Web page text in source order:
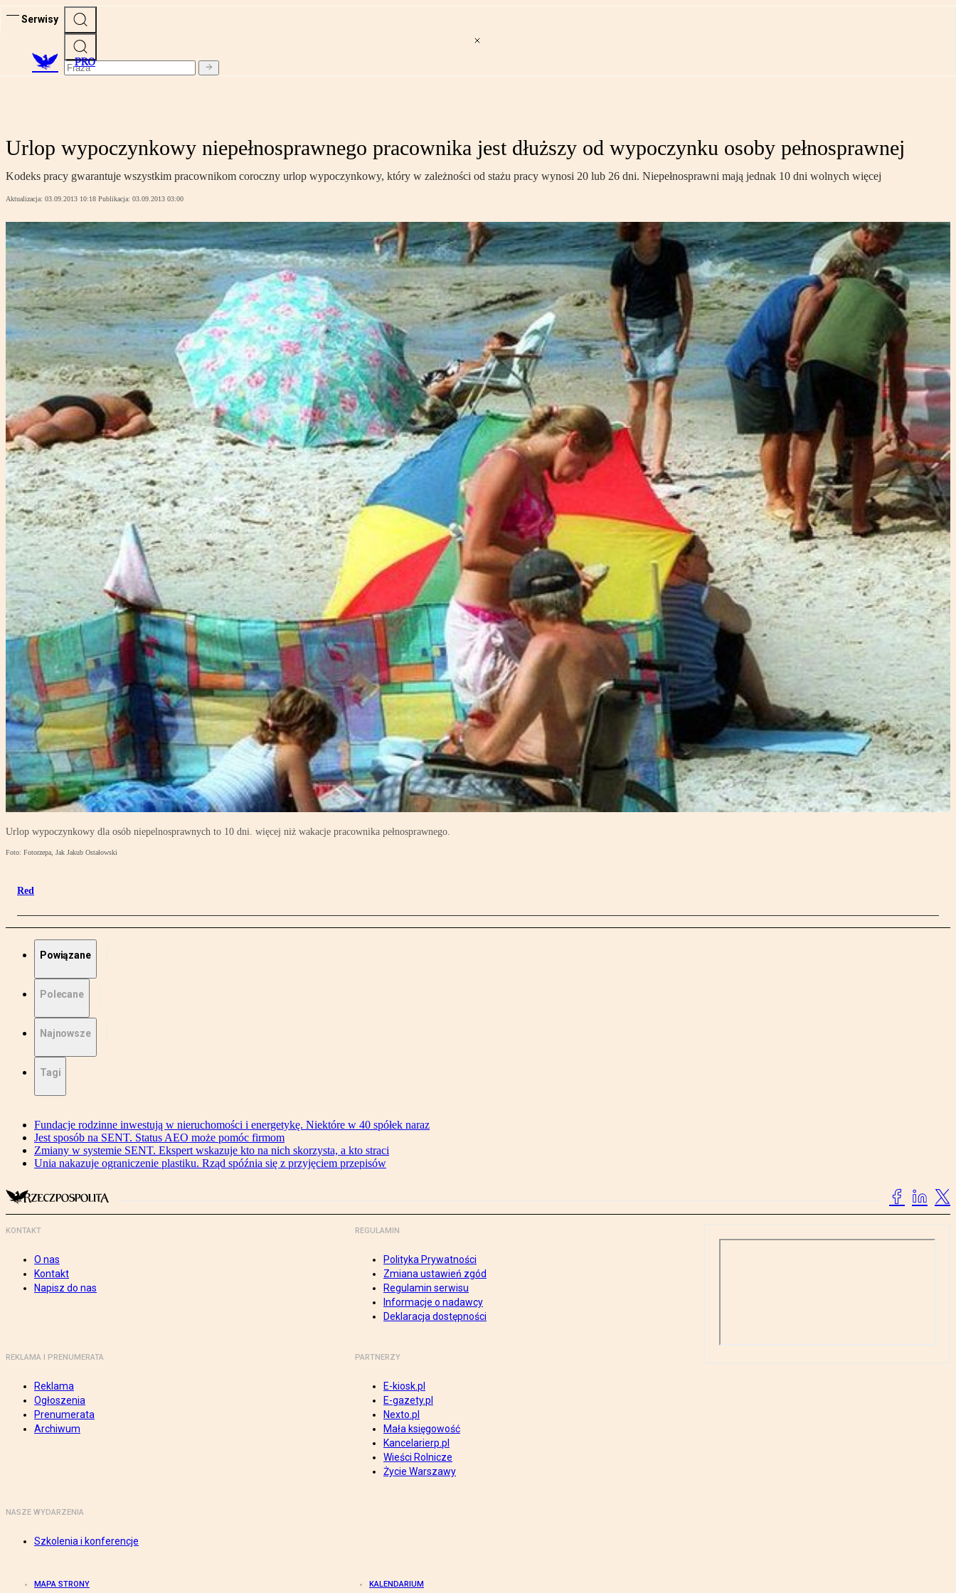
Serwisy
PRO
Urlop wypoczynkowy niepełnosprawnego pracownika jest dłuższy od wypoczynku osoby pełnosprawnej
Kodeks pracy gwarantuje wszystkim pracownikom coroczny urlop wypoczynkowy, który w zależności od stażu pracy wynosi 20 lub 26 dni. Niepełnosprawni mają jednak 10 dni wolnych więcej
Aktualizacja: 03.09.2013 10:18 Publikacja: 03.09.2013 03:00
Urlop wypoczynkowy dla osób niepelnosprawnych to 10 dni. więcej niż wakacje pracownika pełnosprawnego.
Foto: Fotorzepa, Jak Jakub Ostałowski
Red
Powiązane
Polecane
Najnowsze
Tagi
Fundacje rodzinne inwestują w nieruchomości i energetykę. Niektóre w 40 spółek naraz
Jest sposób na SENT. Status AEO może pomóc firmom
Zmiany w systemie SENT. Ekspert wskazuje kto na nich skorzysta, a kto straci
Unia nakazuje ograniczenie plastiku. Rząd spóźnia się z przyjęciem przepisów
KONTAKT
O nas
Kontakt
Napisz do nas
REGULAMIN
Polityka Prywatności
Zmiana ustawień zgód
Regulamin serwisu
Informacje o nadawcy
Deklaracja dostępności
REKLAMA I PRENUMERATA
Reklama
Ogłoszenia
Prenumerata
Archiwum
PARTNERZY
E-kiosk.pl
E-gazety.pl
Nexto.pl
Mała księgowość
Kancelarierp.pl
Wieści Rolnicze
Życie Warszawy
NASZE WYDARZENIA
Szkolenia i konferencje
MAPA STRONY KALENDARIUM